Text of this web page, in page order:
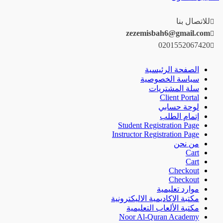
للاتصال بنا
zezemisbah6@gmail.com
0201552067420
الصفحة الرئيسية
سياسة الخصوصية
سلة المشتريات
Client Portal
لوحة حسابي
إتمام الطلب
Student Registration Page
Instructor Registration Page
من نحن
Cart
Cart
Checkout
Checkout
موارد تعليمية
مكتبة الاكاديمية الاليكترونية
مكتبة الألعاب التعليمية
Noor Al-Quran Academy